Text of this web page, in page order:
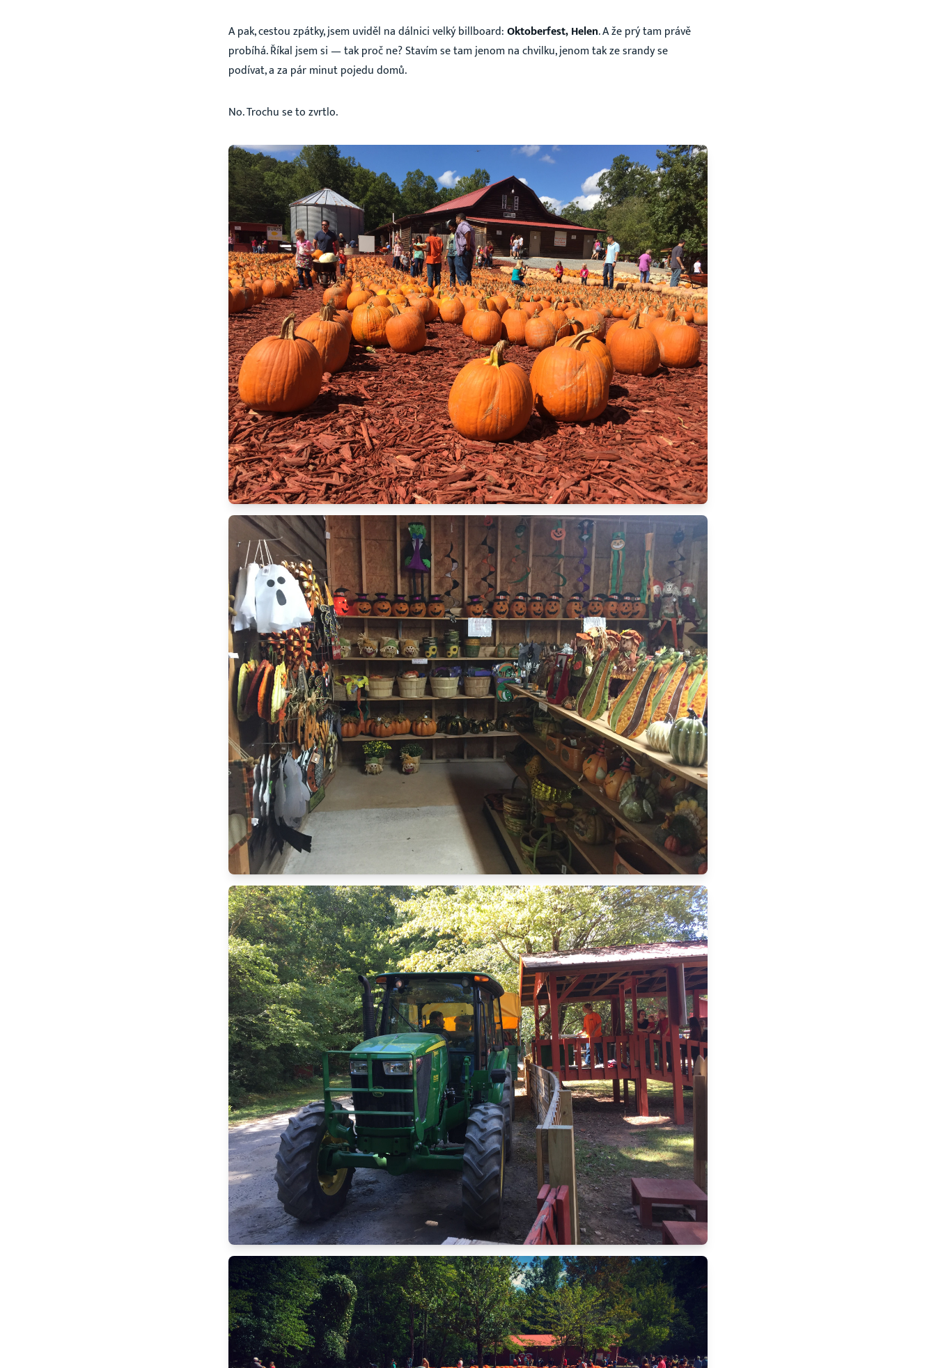
A pak, cestou zpátky, jsem uviděl na dálnici velký billboard:Oktoberfest, Helen. A že prý tam právě
probíhá. Říkal jsem si — tak proč ne? Stavím se tam jenom na chvilku, jenom tak ze srandy se
podívat, a za pár minut pojedu domů.
No. Trochu se to zvrtlo.
Reálné příběhy a zkušenosti z
cestování, podnikání a světa
AI
Zákulisní tipy, novinky, vše na jednom místě.
✈️ Cestování po světě – lowcost i nadstandard
💼Podnikání a budování mnohamilionového impéria
🇺🇸USA a Texas – tipy, triky a věci, které jste o Americe
nevěděli
🤖Novinky ze světa AI
➕...a mnoho dalšího
Sleduj mě na Instagramu
Teď ne
Sdílím pravidelně nový obsah a i ten, který nenajdete tu na stránkách.